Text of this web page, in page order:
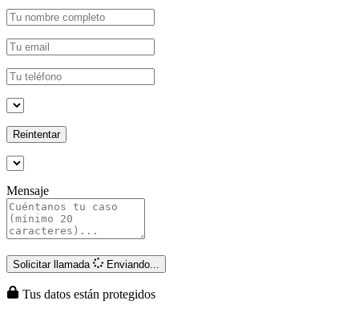
Reintentar
Mensaje
Solicitar llamada Enviando...
Tus datos están protegidos